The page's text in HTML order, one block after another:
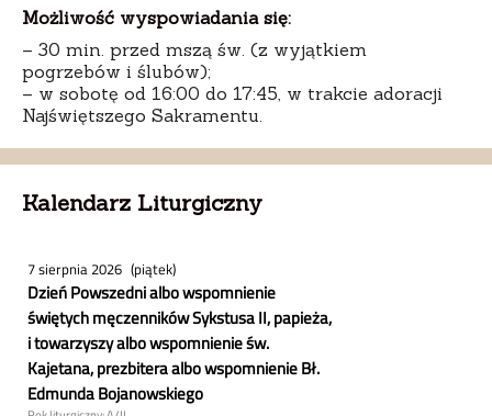
Możliwość wyspowiadania się:
– 30 min. przed mszą św. (z wyjątkiem
pogrzebów i ślubów);
– w sobotę od 16:00 do 17:45, w trakcie adoracji
Najświętszego Sakramentu.
Kalendarz Liturgiczny